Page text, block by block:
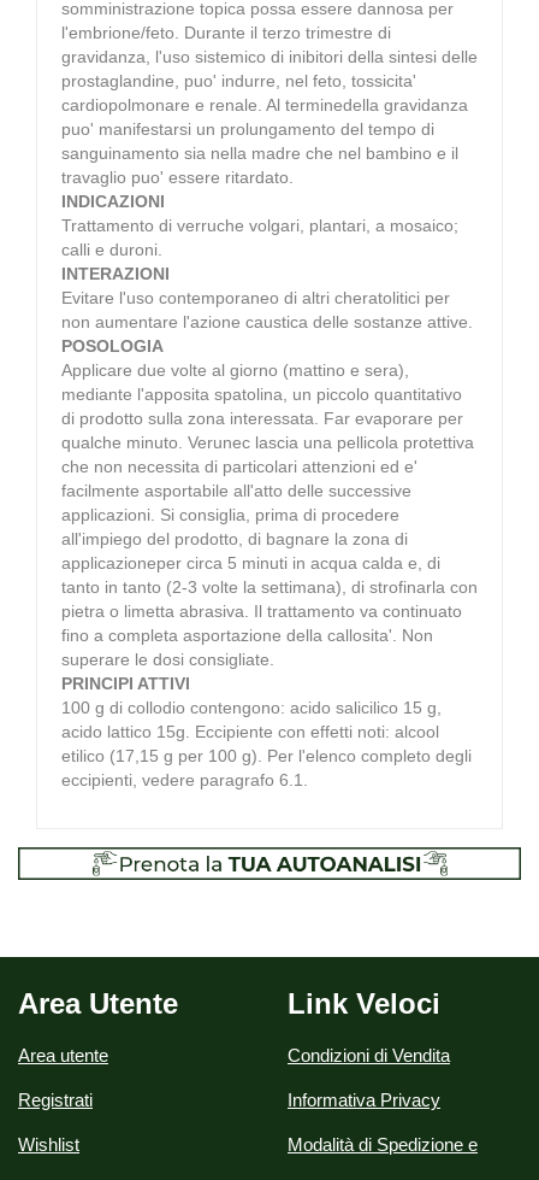
somministrazione topica possa essere dannosa per
l'embrione/feto. Durante il terzo trimestre di
gravidanza, l'uso sistemico di inibitori della sintesi delle
prostaglandine, puo' indurre, nel feto, tossicita'
cardiopolmonare e renale. Al terminedella gravidanza
puo' manifestarsi un prolungamento del tempo di
sanguinamento sia nella madre che nel bambino e il
travaglio puo' essere ritardato.
INDICAZIONI
Trattamento di verruche volgari, plantari, a mosaico;
calli e duroni.
INTERAZIONI
Evitare l'uso contemporaneo di altri cheratolitici per
non aumentare l'azione caustica delle sostanze attive.
POSOLOGIA
Applicare due volte al giorno (mattino e sera),
mediante l'apposita spatolina, un piccolo quantitativo
di prodotto sulla zona interessata. Far evaporare per
qualche minuto. Verunec lascia una pellicola protettiva
che non necessita di particolari attenzioni ed e'
facilmente asportabile all'atto delle successive
applicazioni. Si consiglia, prima di procedere
all'impiego del prodotto, di bagnare la zona di
applicazioneper circa 5 minuti in acqua calda e, di
tanto in tanto (2-3 volte la settimana), di strofinarla con
pietra o limetta abrasiva. Il trattamento va continuato
fino a completa asportazione della callosita'. Non
superare le dosi consigliate.
PRINCIPI ATTIVI
100 g di collodio contengono: acido salicilico 15 g,
acido lattico 15g. Eccipiente con effetti noti: alcool
etilico (17,15 g per 100 g). Per l'elenco completo degli
eccipienti, vedere paragrafo 6.1.
Area Utente
Area utente
Registrati
Wishlist
Link Veloci
Condizioni di Vendita
Informativa Privacy
Modalità di Spedizione e